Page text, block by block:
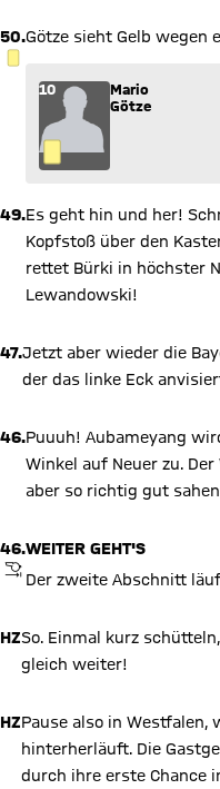
50.
GELBE KARTE
Götze sieht Gelb wegen
10
Mario
Götze
49.Es geht hin und her!
Kopfstoß über den
rettet Bürki in höchster
Lewandowski!
47.Jetzt aber wieder die
der das linke Eck
46.Puuuh! Aubameyang
Winkel auf Neuer zu.
aber so richtig gut
46.
ABPFIFF
WEITER GEHT'S
Der zweite Abschnitt
HZSo. Einmal kurz
gleich weiter!
HZPause also in Westfalen,
hinterherläuft. Die
durch ihre erste Chance